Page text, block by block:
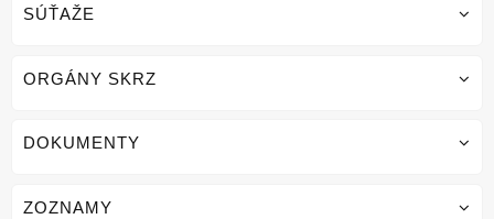
SÚŤAŽE
ORGÁNY SKRZ
DOKUMENTY
ZOZNAMY